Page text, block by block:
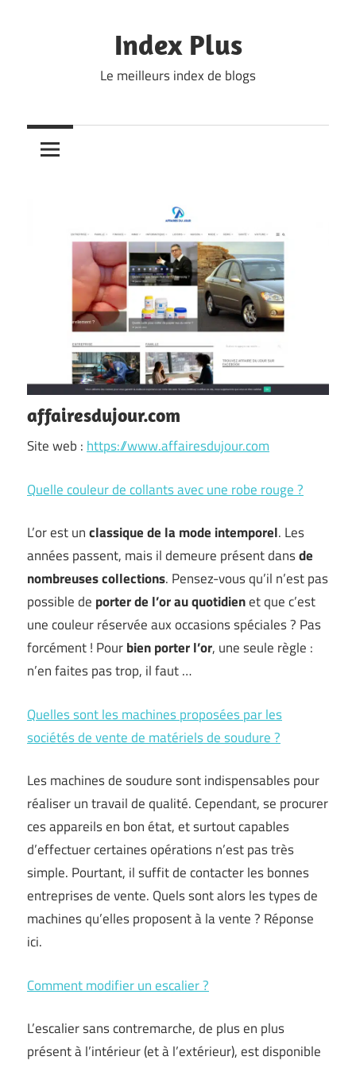
Index Plus
Le meilleurs index de blogs
affairesdujour.com
Site web : https://www.affairesdujour.com
Quelle couleur de collants avec une robe rouge ?
L’or est unclassique de la mode intemporel. Les
années passent, mais il demeure présent dansde
nombreuses collections. Pensez-vous qu’il n’est pas
possible de porter de l’or au quotidienet que c’est
une couleur réservée aux occasions spéciales ? Pas
forcément ! Pourbien porter l’or, une seule règle :
n’en faites pas trop, il faut …
Quelles sont les machines proposées par les
sociétés de vente de matériels de soudure ?
Les machines de soudure sont indispensables pour
réaliser un travail de qualité. Cependant, se procurer
ces appareils en bon état, et surtout capables
d’effectuer certaines opérations n’est pas très
simple. Pourtant, il suffit de contacter les bonnes
entreprises de vente. Quels sont alors les types de
machines qu’elles proposent à la vente ? Réponse
ici.
Comment modifier un escalier ?
L’escalier sans contremarche, de plus en plus
présent à l’intérieur (et à l’extérieur), est disponible